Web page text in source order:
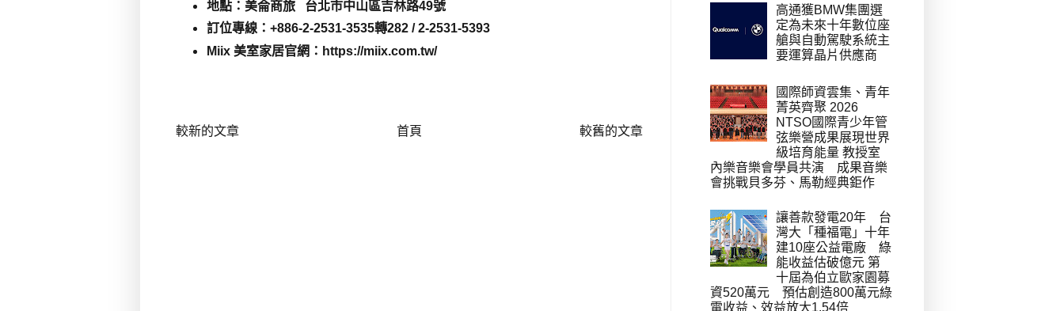
地點：美侖商旅
台北市中山區吉林路49號
訂位專線：+886-2-2531-3535轉282 / 2-2531-5393
Miix 美室家居官網：https://miix.com.tw/
較新的文章 較舊的文章
首頁
高通獲BMW集團選
定為未來十年數位座
艙與自動駕駛系統主
要運算晶片供應商
國際師資雲集、青年
菁英齊聚 2026
NTSO國際青少年管
弦樂營成果展現世界
級培育能量 教授室
內樂音樂會學員共演 成果音樂
會挑戰貝多芬、馬勒經典鉅作
讓善款發電20年 台
灣大「種福電」十年
建10座公益電廠 綠
能收益估破億元 第
十屆為伯立歐家園募
資520萬元 預估創造800萬元綠
電收益、效益放大1.54倍